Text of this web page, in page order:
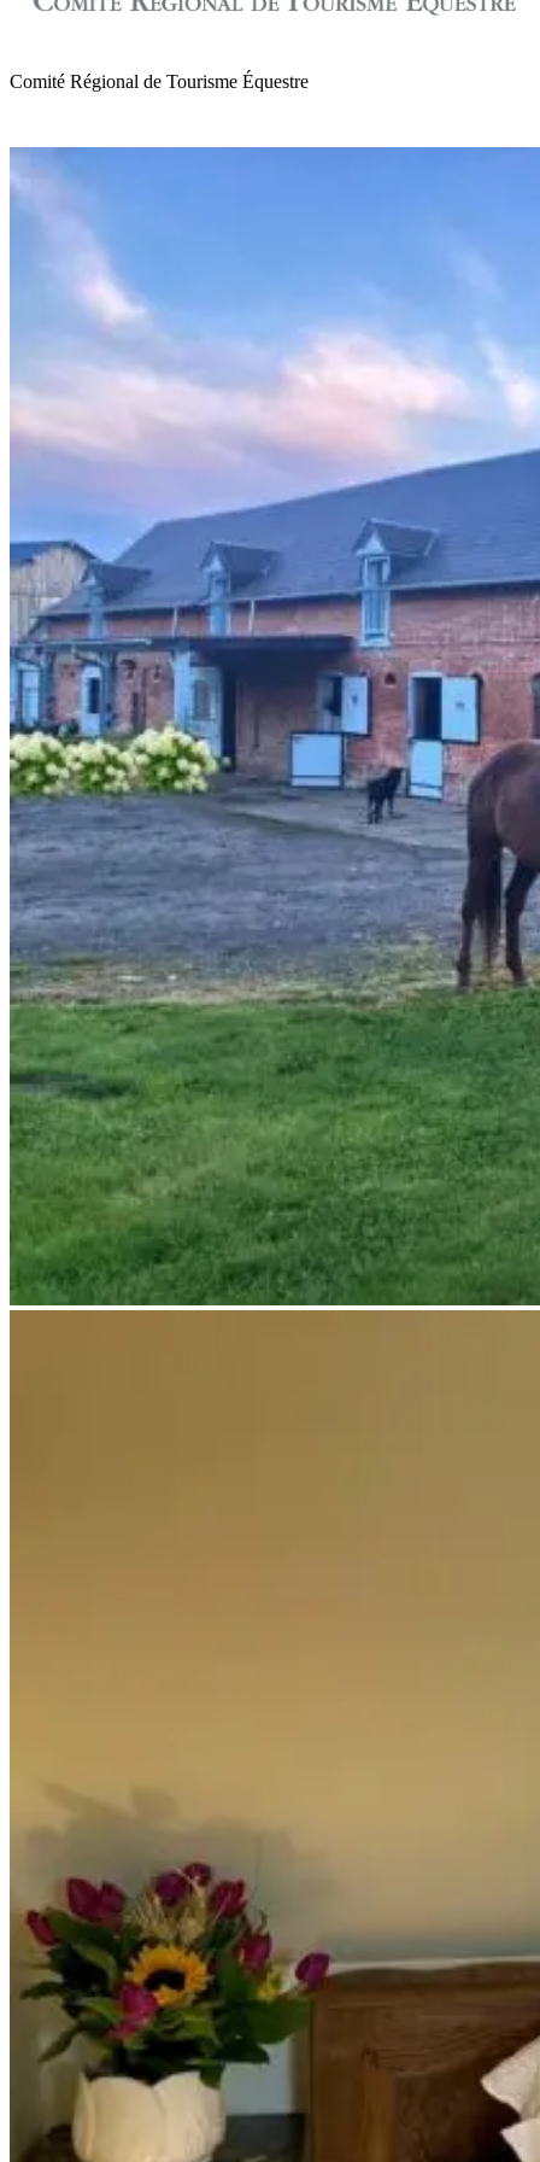
Comité Régional de Tourisme Équestre